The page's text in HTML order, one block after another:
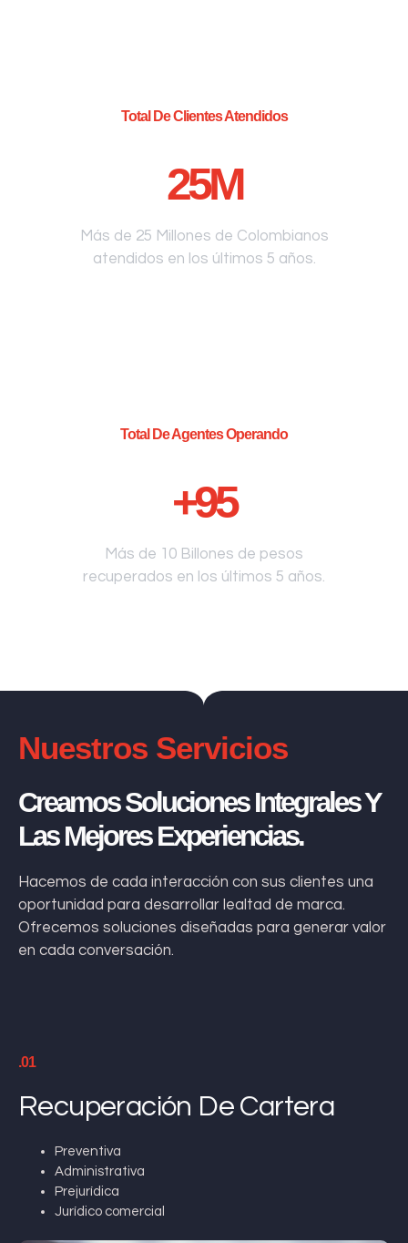
Total De Clientes Atendidos
25M
Más de 25 Millones de Colombianos
atendidos en los últimos 5 años.
Total De Agentes Operando
+95
Más de 10 Billones de pesos
recuperados en los últimos 5 años.
Nuestros Servicios
Creamos Soluciones Integrales Y
Las Mejores Experiencias.
Hacemos de cada interacción con sus clientes una
oportunidad para desarrollar lealtad de marca.
Ofrecemos soluciones diseñadas para generar valor
en cada conversación.
.01
Recuperación De Cartera
Preventiva
Administrativa
Prejurídica
Jurídico comercial